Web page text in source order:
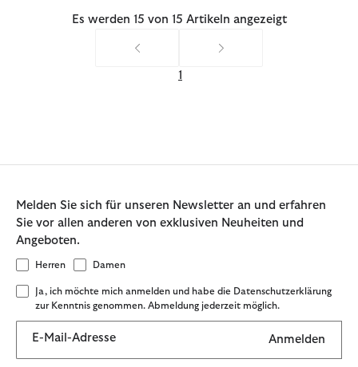
Es werden 15 von 15 Artikeln angezeigt
1
Melden Sie sich für unseren Newsletter an und erfahren
Sie vor allen anderen von exklusiven Neuheiten und
Angeboten.
Herren Damen
Ja, ich möchte mich anmelden und habe die Datenschutzerklärung
zur Kenntnis genommen. Abmeldung jederzeit möglich.
E-Mail-Adresse Anmelden